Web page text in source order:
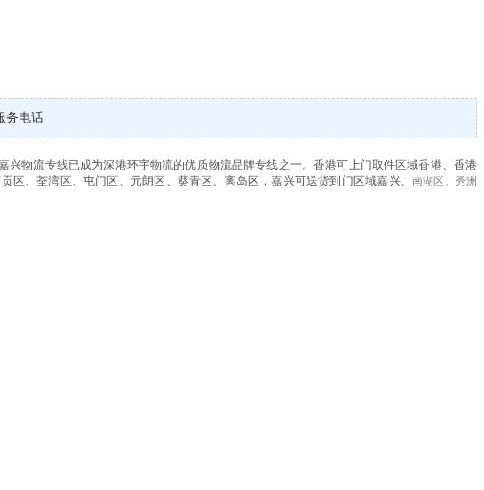
务电话
兴物流专线已成为深港环宇物流的优质物流品牌专线之一。香港可上门取件区域香港、香港
、荃湾区、屯门区、元朗区、葵青区、离岛区，嘉兴可送货到门区域嘉兴、 南湖区、秀洲